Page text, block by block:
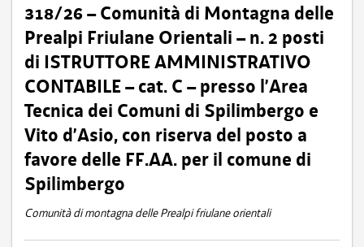
318/26 – Comunità di Montagna delle
Prealpi Friulane Orientali – n. 2 posti
di ISTRUTTORE AMMINISTRATIVO
CONTABILE – cat. C – presso l’Area
Tecnica dei Comuni di Spilimbergo e
Vito d’Asio, con riserva del posto a
favore delle FF.AA. per il comune di
Spilimbergo
Comunità di montagna delle Prealpi friulane orientali